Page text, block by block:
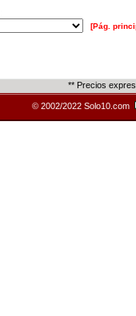
[Pág.
** Precios
© 2002/2022 Solo10.com